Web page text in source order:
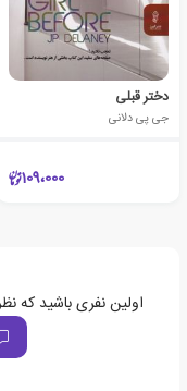
دختر قبلی
جی پی دلانی
109،000
اولین نفری باشید که